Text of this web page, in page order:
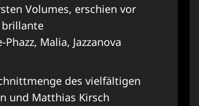
Volumes, erschien vor
brillante
Malia, Jazzanova
des vielfältigen
und Matthias Kirsch